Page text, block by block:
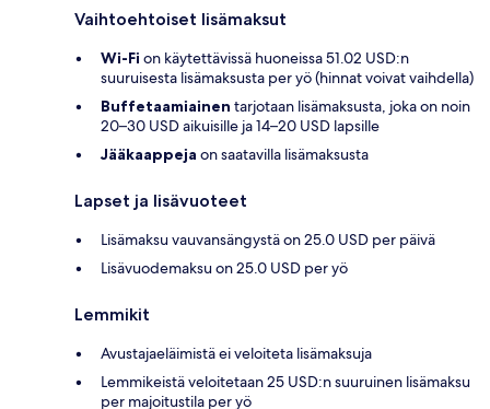
Vaihtoehtoiset lisämaksut
Wi-Fi on käytettävissä huoneissa 51.02 USD:n
suuruisesta lisämaksusta per yö (hinnat voivat vaihdella)
Buffetaamiainen tarjotaan lisämaksusta, joka on noin
20–30 USD aikuisille ja 14–20 USD lapsille
Jääkaappeja on saatavilla lisämaksusta
Lapset ja lisävuoteet
Lisämaksu vauvansängystä on 25.0 USD per päivä
Lisävuodemaksu on 25.0 USD per yö
Lemmikit
Avustajaeläimistä ei veloiteta lisämaksuja
Lemmikeistä veloitetaan 25 USD:n suuruinen lisämaksu
per majoitustila per yö